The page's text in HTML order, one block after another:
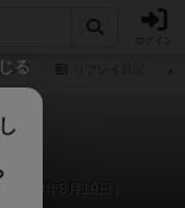
ンヌ
2019年8月19日）
る